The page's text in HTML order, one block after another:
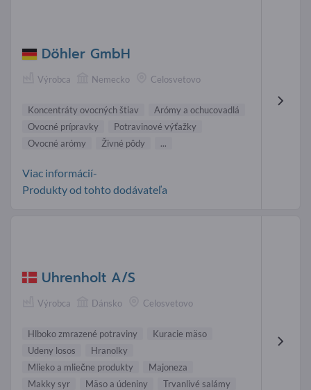
Döhler GmbH
Výrobca Nemecko Celosvetovo
Koncentráty ovocných štiav
Arómy a ochucovadlá
Ovocné prípravky
Potravinové výťažky
Ovocné arómy
Živné pôdy ...
Viac informácií-
Produkty od tohto dodávateľa
Uhrenholt A/S
Výrobca Dánsko Celosvetovo
Hlboko zmrazené potraviny
Kuracie mäso
Udeny losos
Hranolky
Mlieko a mliečne produkty
Majoneza
Makky syr
Mäso a údeniny
Trvanlivé salámy